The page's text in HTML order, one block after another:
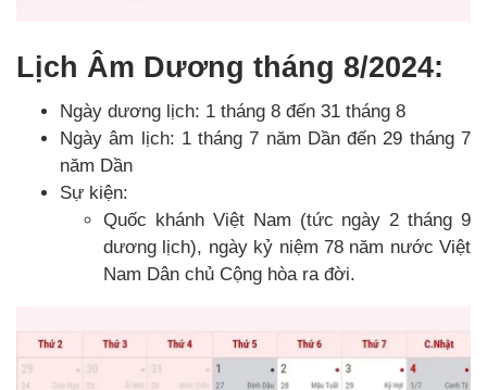
Lịch Âm Dương tháng 8/2024:
Ngày dương lịch: 1 tháng 8 đến 31 tháng 8
Ngày âm lịch: 1 tháng 7 năm Dần đến 29 tháng 7
năm Dần
Sự kiện:
Quốc khánh Việt Nam (tức ngày 2 tháng 9
dương lịch), ngày kỷ niệm 78 năm nước Việt
Nam Dân chủ Cộng hòa ra đời.